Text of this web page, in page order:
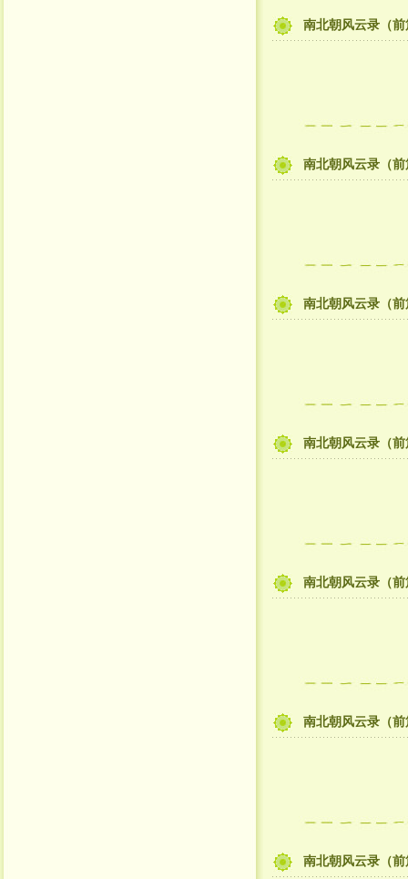
南北朝风云录（
南北朝风云录（
南北朝风云录（
南北朝风云录（
南北朝风云录（
南北朝风云录（
南北朝风云录（